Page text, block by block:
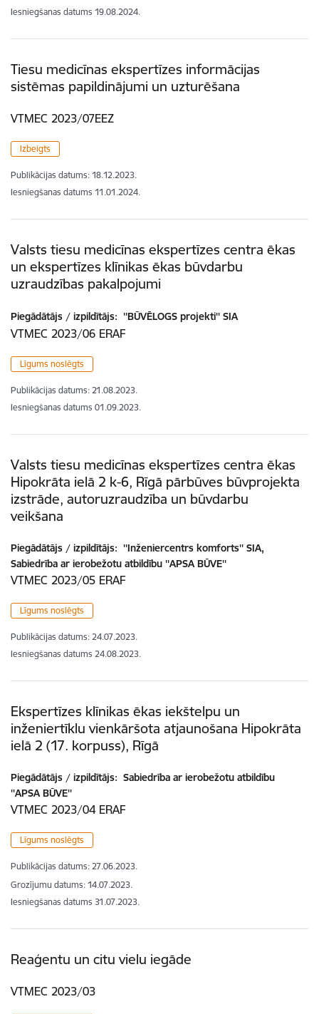
Iesniegšanas datums 19.08.2024.
Tiesu medicīnas ekspertīzes informācijas
sistēmas papildinājumi un uzturēšana
VTMEC 2023/07EEZ
Izbeigts
Publikācijas datums: 18.12.2023.
Iesniegšanas datums 11.01.2024.
Valsts tiesu medicīnas ekspertīzes centra ēkas
un ekspertīzes klīnikas ēkas būvdarbu
uzraudzības pakalpojumi
Piegādātājs / izpildītājs: ''BŪVĒLOGS projekti'' SIA
VTMEC 2023/06 ERAF
Līgums noslēgts
Publikācijas datums: 21.08.2023.
Iesniegšanas datums 01.09.2023.
Valsts tiesu medicīnas ekspertīzes centra ēkas
Hipokrāta ielā 2 k-6, Rīgā pārbūves būvprojekta
izstrāde, autoruzraudzība un būvdarbu
veikšana
Piegādātājs / izpildītājs: ''Inženiercentrs komforts'' SIA,
Sabiedrība ar ierobežotu atbildību ''APSA BŪVE''
VTMEC 2023/05 ERAF
Līgums noslēgts
Publikācijas datums: 24.07.2023.
Iesniegšanas datums 24.08.2023.
Ekspertīzes klīnikas ēkas iekštelpu un
inženiertīklu vienkāršota atjaunošana Hipokrāta
ielā 2 (17. korpuss), Rīgā
Piegādātājs / izpildītājs: Sabiedrība ar ierobežotu atbildību
''APSA BŪVE''
VTMEC 2023/04 ERAF
Līgums noslēgts
Publikācijas datums: 27.06.2023.
Grozījumu datums: 14.07.2023.
Iesniegšanas datums 31.07.2023.
Reaģentu un citu vielu iegāde
VTMEC 2023/03